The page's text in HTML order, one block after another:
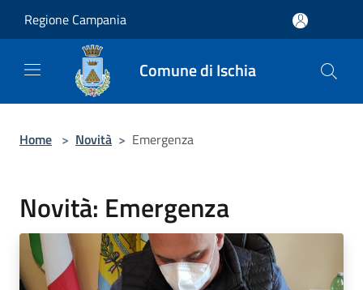
Regione Campania
Comune di Ischia
Home > Novità > Emergenza
Novità: Emergenza